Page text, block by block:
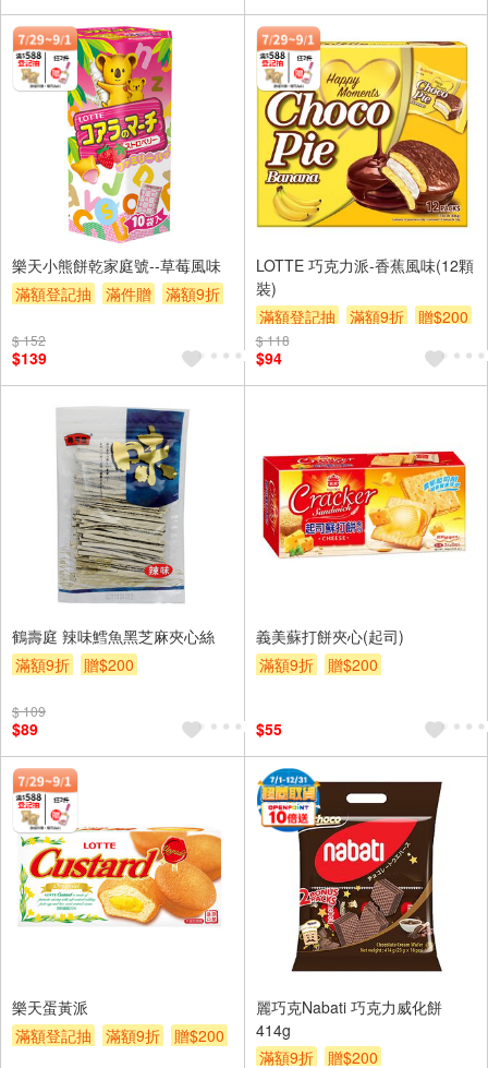
樂天小熊餅乾家庭號--草莓風味
滿額登記抽
滿件贈
滿額9折
$ 152
$139
LOTTE 巧克力派-香蕉風味(12顆
裝)
滿額登記抽
滿額9折 贈$200
$ 118
$94
鶴壽庭 辣味鱈魚黑芝麻夾心絲
滿額9折
贈$200
$ 109
$89
義美蘇打餅夾心(起司)
滿額9折
贈$200
$55
樂天蛋黃派
滿額登記抽
滿額9折 贈$200
麗巧克Nabati 巧克力威化餅
414g
滿額9折
贈$200